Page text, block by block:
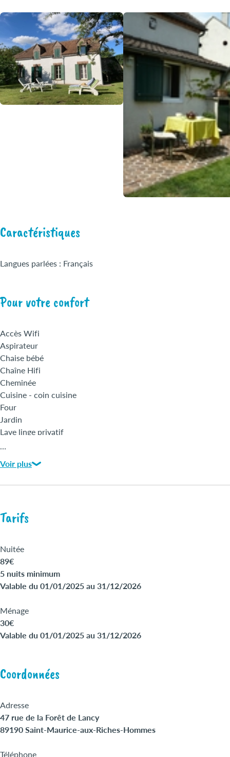
Caractéristiques
Langues parlées : Français
Pour votre confort
Accès Wifi
Aspirateur
Chaise bébé
Chaîne Hifi
Cheminée
Cuisine - coin cuisine
Four
Jardin
Lave linge privatif
Micro-ondes
…
Voir plus
Tarifs
Nuitée
89€
5 nuits minimum
Valable du 01/01/2025 au 31/12/2026
Ménage
30€
Valable du 01/01/2025 au 31/12/2026
Coordonnées
Adresse
47 rue de la Forêt de Lancy
89190 Saint-Maurice-aux-Riches-Hommes
Téléphone